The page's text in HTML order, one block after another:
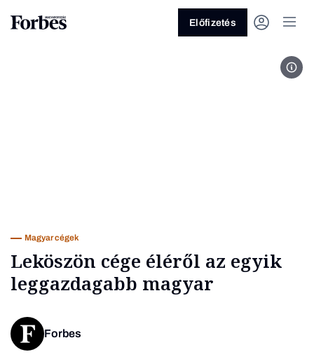
Üzlet
Előfizetés
Magyar cégek
Leköszön cége éléről az egyik
leggazdagabb magyar
Forbes